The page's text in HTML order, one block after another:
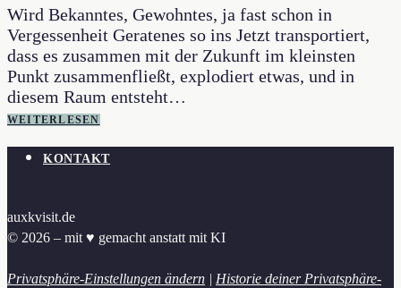
Wird Bekanntes, Gewohntes, ja fast schon in
Vergessenheit Geratenes so ins Jetzt transportiert,
dass es zusammen mit der Zukunft im kleinsten
Punkt zusammenfließt, explodiert etwas, und in
diesem Raum entsteht…
WEITERLESEN
KONTAKT
auxkvisit.de
© 2026 – mit ♥︎ gemacht anstatt mit KI
Privatsphäre-Einstellungen ändern | Historie deiner Privatsphäre-